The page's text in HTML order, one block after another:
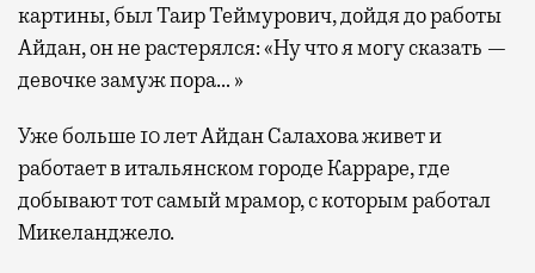
картины, был Таир Теймурович, дойдя до работы
Айдан, он не растерялся: «Ну что я могу сказать —
девочке замуж пора… »
Уже больше 10 лет Айдан Салахова живет и
работает в итальянском городе Карраре, где
добывают тот самый мрамор, с которым работал
Микеланджело.